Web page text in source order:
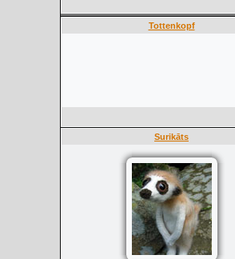
Tottenkopf
Surikāts